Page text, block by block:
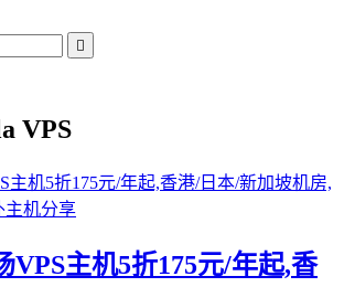

VPS
VPS主机5折175元/年起,香